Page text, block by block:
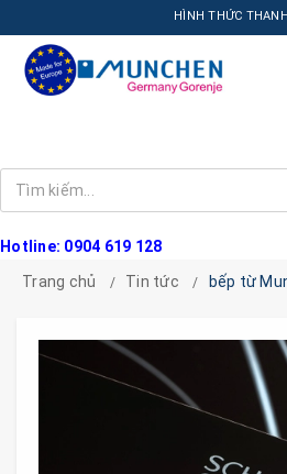
HÌNH THỨC
Hotline: 0904 619 128
Trang chủ
Tin tức bếp từ